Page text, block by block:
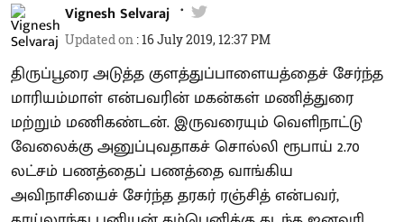
Vignesh Selvaraj
Updated on :16 July 2019, 12:37 PM
திருப்பூரை அடுத்த குளத்துப்பாளையத்தைச் சேர்ந்த
மாரியம்மாள் என்பவரின் மகன்கள் மணித்துரை
மற்றும் மணிகண்டன். இருவரையும் வெளிநாட்டு
வேலைக்கு அனுப்புவதாகச் சொல்லி ரூபாய் 2.70
லட்சம் பணத்தைப் பணத்தை வாங்கிய
அவிநாசியைச் சேர்ந்த தரகர் ரஞ்சித் என்பவர்,